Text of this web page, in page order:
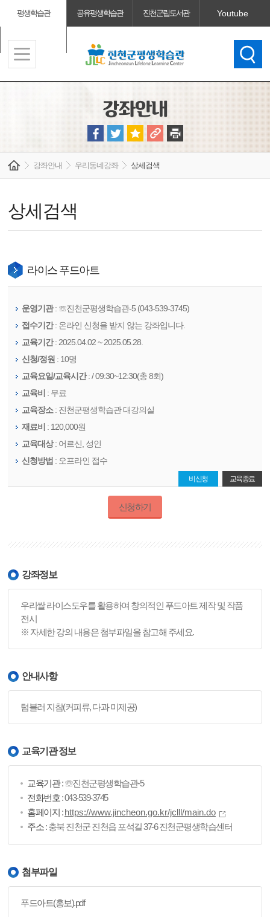
평생학습관 공유평생학습관 진천군립도서관 Youtube
진천군청
강좌안내
상세검색
강좌안내 우리동네강좌 상세검색
라이스 푸드아트
비신청 교육종료
운영기관: ☏진천군평생학습관-5 (043-539-3745)
접수기간: 온라인 신청을 받지 않는 강좌입니다.
교육기간: 2025.04.02 ~ 2025.05.28.
신청/정원 : 10명
교육요일/교육시간: / 09:30~12:30(총 8회)
교육비 : 무료
교육장소: 진천군평생학습관 대강의실
재료비 : 120,000원
교육대상: 어르신 성인
신청방법 : 오프라인 접수
신청하기
강좌정보
우리쌀 라이스도우를 활용하여 창의적인 푸드아트 제작 및 작품
전시
※ 자세한 강의 내용은 첨부파일을 참고해 주세요.
안내사항
텀블러 지참(커피류, 다과 미제공)
교육기관 정보
교육기관: ☏진천군평생학습관-5
전화번호 : 043-539-3745
홈페이지 :https://www.jincheon.go.kr/jclll/main.do
주소: 충북 진천군 진천읍 포석길 37-6 진천군평생학습센터
첨부파일
푸드아트(홍보).pdf